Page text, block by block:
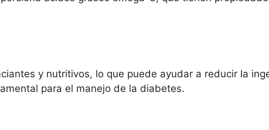
y nutritivos, lo que puede ayudar a reducir la
para el manejo de la diabetes.